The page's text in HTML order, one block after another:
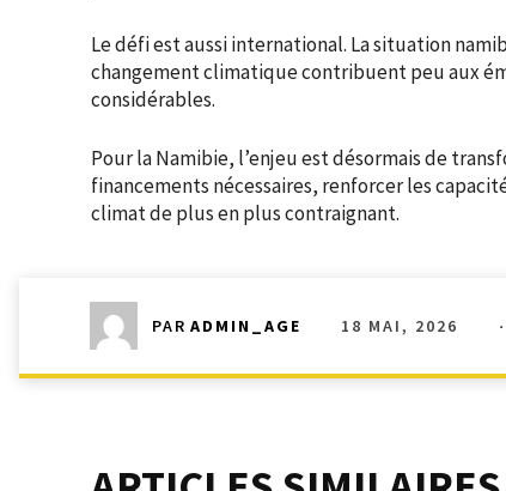
Le défi est aussi international. La situation
changement climatique contribuent peu aux
considérables.
Pour la Namibie, l’enjeu est désormais de
financements nécessaires, renforcer les
climat de plus en plus contraignant.
PAR ADMIN_AGE 18 MAI, 2026